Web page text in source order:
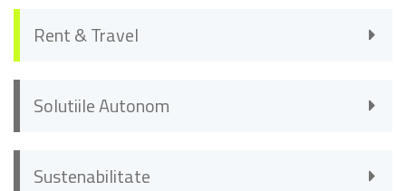
Rent & Travel
Solutiile Autonom
Sustenabilitate